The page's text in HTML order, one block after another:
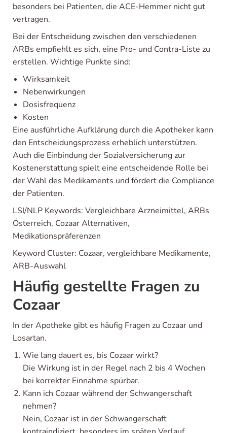
besonders bei Patienten, die ACE-Hemmer nicht gut
vertragen.
Bei der Entscheidung zwischen den verschiedenen
ARBs empfiehlt es sich, eine Pro- und Contra-Liste zu
erstellen. Wichtige Punkte sind:
Wirksamkeit
Nebenwirkungen
Dosisfrequenz
Kosten
Eine ausführliche Aufklärung durch die Apotheker kann
den Entscheidungsprozess erheblich unterstützen.
Auch die Einbindung der Sozialversicherung zur
Kostenerstattung spielt eine entscheidende Rolle bei
der Wahl des Medikaments und fördert die Compliance
der Patienten.
LSI/NLP Keywords: Vergleichbare Arzneimittel, ARBs
Österreich, Cozaar Alternativen,
Medikationspräferenzen
Keyword Cluster: Cozaar, vergleichbare Medikamente,
ARB-Auswahl
Häufig gestellte Fragen zu
Cozaar
In der Apotheke gibt es häufig Fragen zu Cozaar und
Losartan.
Wie lang dauert es, bis Cozaar wirkt?
Die Wirkung ist in der Regel nach 2 bis 4 Wochen
bei korrekter Einnahme spürbar.
Kann ich Cozaar während der Schwangerschaft
nehmen?
Nein, Cozaar ist in der Schwangerschaft